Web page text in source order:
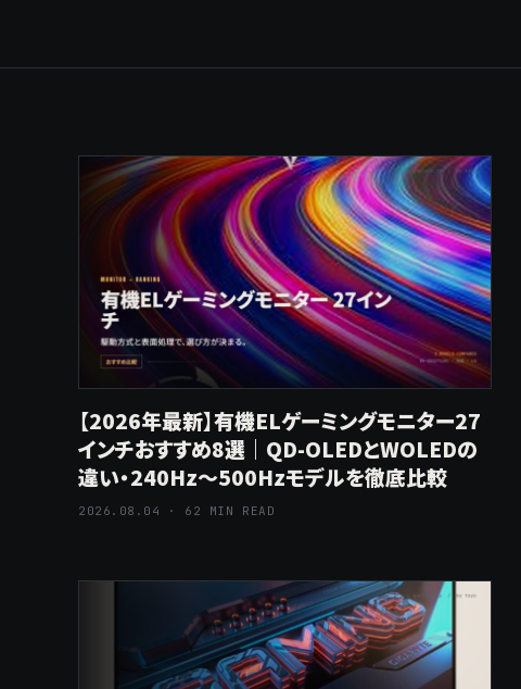
【2026年最新】有機ELゲーミングモニター27
インチおすすめ8選｜QD-OLEDとWOLEDの
違い・240Hz〜500Hzモデルを徹底比較
2026.08.04 · 62 MIN READ